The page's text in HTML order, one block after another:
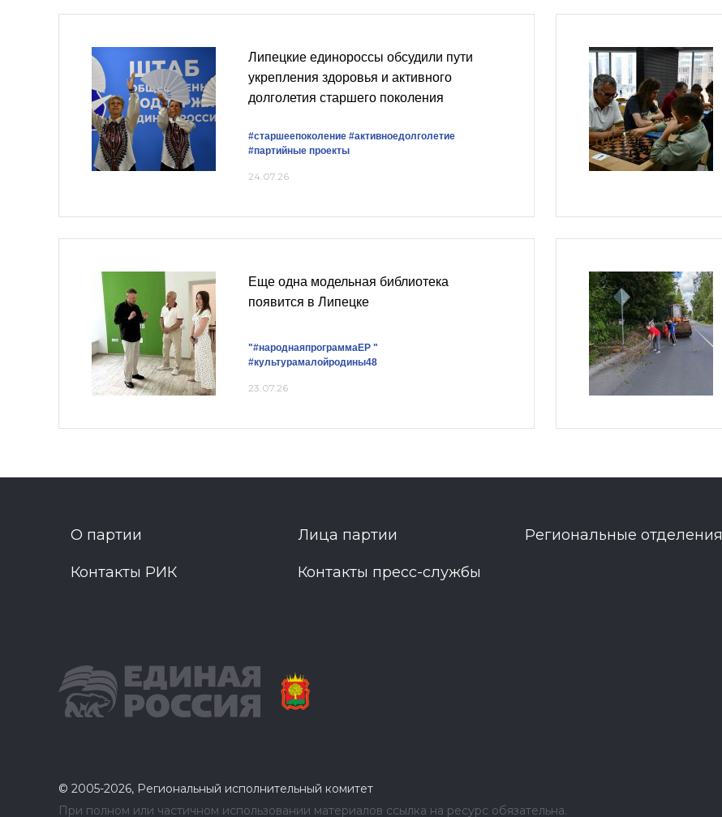
Липецкие единороссы обсудили пути
укрепления здоровья и активного
долголетия старшего поколения
#старшеепоколение #активноедолголетие
#партийные проекты
24.07.26
Еще одна модельная библиотека
появится в Липецке
"#народнаяпрограммаЕР "
#культурамалойродины48
23.07.26
О партии Лица партии Региональные отделения
Контакты РИК Контакты пресс-службы
© 2005-2026, Региональный исполнительный комитет
При полном или частичном использовании материалов ссылка на ресурс обязательна.